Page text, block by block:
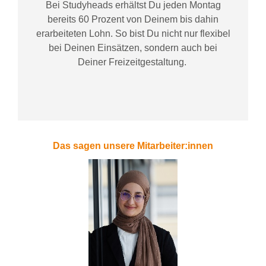
Bei Studyheadserhältst Du jeden Montag
bereits 60 Prozent von Deinem bis dahin
erarbeiteten Lohn. So bist Du nicht nur flexibel
bei Deinen Einsätzen, sondern auch bei
DeinerFreizeitgestaltung.
Das sagen unsere Mitarbeiter:innen